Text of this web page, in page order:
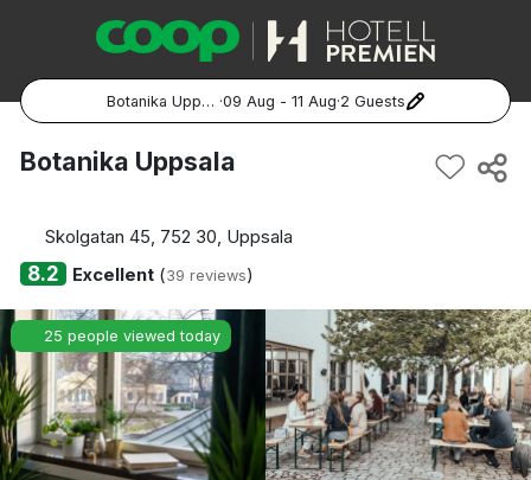
Botanika Uppsala ·09 Aug - 11 Aug·2 Guests
Popular Destinations:
Göteborg
Malmö
Hela Norge
Botanika Uppsala
Skolgatan 45, 752 30, Uppsala
8.2 Excellent(39 reviews)
25 people viewed today